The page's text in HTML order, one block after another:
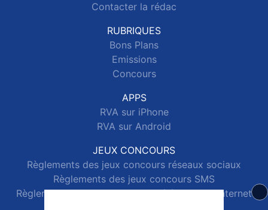
Contacter la rédac
RUBRIQUES
Bons Plans
Emissions
Concours
APPS
RVA sur iPhone
RVA sur Android
JEUX CONCOURS
Règlements des jeux concours réseaux sociaux
Règlements des jeux concours SMS
Règlements des jeux concours téléphone et internet